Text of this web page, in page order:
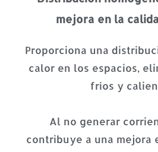
mejora en la
Proporciona una
calor en los espacios,
fríos y
Al no generar
contribuye a una mejora